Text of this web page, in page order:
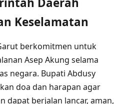
Keselamatan
berkomitmen untuk
Asep Akung selama
negara. Bupati Abdusy
doa dan harapan agar
dapat berjalan lancar, aman,